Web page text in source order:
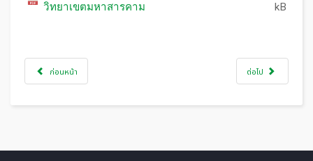
วิทยาเขตมหาสารคาม
kB
ก่อนหน้า ต่อไป